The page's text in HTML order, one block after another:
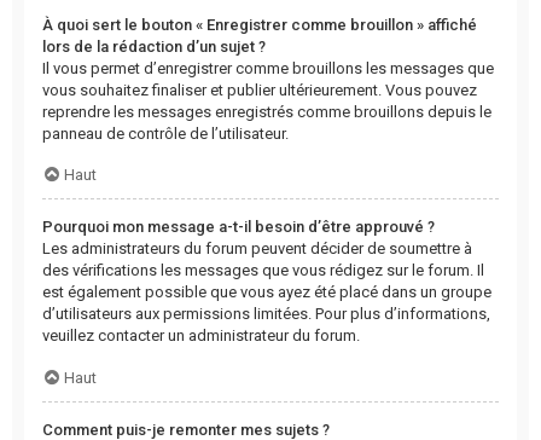
À quoi sert le bouton « Enregistrer comme brouillon » affiché
lors de la rédaction d’un sujet ?
Il vous permet d’enregistrer comme brouillons les messages que
vous souhaitez finaliser et publier ultérieurement. Vous pouvez
reprendre les messages enregistrés comme brouillons depuis le
panneau de contrôle de l’utilisateur.
Haut
Pourquoi mon message a-t-il besoin d’être approuvé ?
Les administrateurs du forum peuvent décider de soumettre à
des vérifications les messages que vous rédigez sur le forum. Il
est également possible que vous ayez été placé dans un groupe
d’utilisateurs aux permissions limitées. Pour plus d’informations,
veuillez contacter un administrateur du forum.
Haut
Comment puis-je remonter mes sujets ?